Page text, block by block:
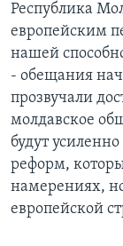
Республика
европейским
нашей
- обещания
прозвучали
молдавское
будут
реформ,
намерениях,
европейской